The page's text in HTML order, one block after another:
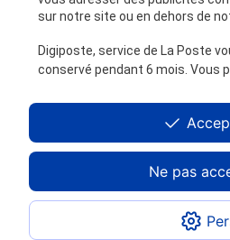
sur notre site ou en dehors de
Digiposte, service de La Poste
conservé pendant 6 mois. Vous
Ne pas